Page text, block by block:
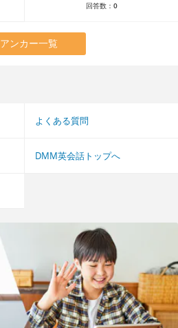
回答数： 0
アンカー一覧
よくある質問
DMM英会話トップへ